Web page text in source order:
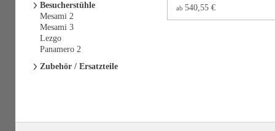
ab 540,55 €
Besucherstühle
Mesami 2
Mesami 3
Lezgo
Panamero 2
Zubehör / Ersatzteile